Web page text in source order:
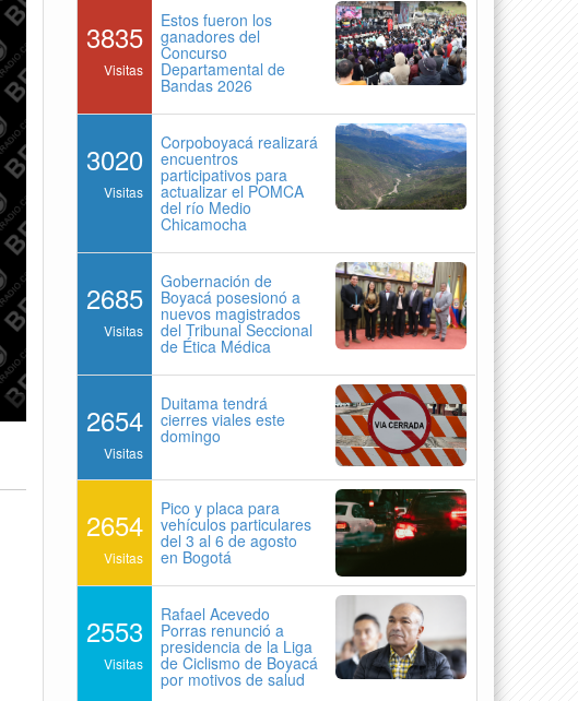
3835
Visitas
Estos fueron los
ganadores del
Concurso
Departamental de
Bandas 2026
3020
Visitas
Corpoboyacá realizará
encuentros
participativos para
actualizar el POMCA
del río Medio
Chicamocha
2685
Visitas
Gobernación de
Boyacá posesionó a
nuevos magistrados
del Tribunal Seccional
de Ética Médica
2654
Visitas
Duitama tendrá
cierres viales este
domingo
2654
Visitas
Pico y placa para
vehículos particulares
del 3 al 6 de agosto
en Bogotá
2553
Visitas
Rafael Acevedo
Porras renunció a
presidencia de la Liga
de Ciclismo de Boyacá
por motivos de salud